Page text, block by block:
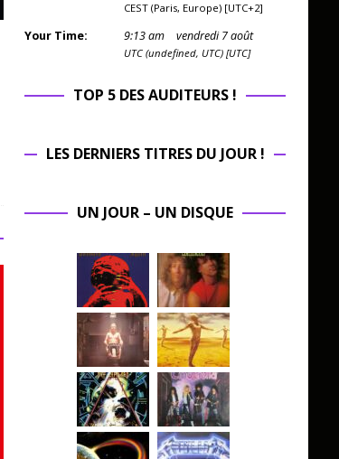
CEST (Paris, Europe) [UTC+2]
Your Time: 9:13am vendredi 7 août
UTC (undefined, UTC) [UTC]
TOP 5 DES AUDITEURS !
LES DERNIERS TITRES DU JOUR !
UN JOUR – UN DISQUE